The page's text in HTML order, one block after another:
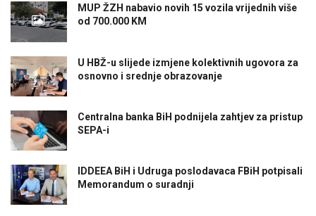
MUP ŽZH nabavio novih 15 vozila vrijednih više
od 700.000 KM
U HBŽ-u slijede izmjene kolektivnih ugovora za
osnovno i srednje obrazovanje
Centralna banka BiH podnijela zahtjev za pristup
SEPA-i
IDDEEA BiH i Udruga poslodavaca FBiH potpisali
Memorandum o suradnji